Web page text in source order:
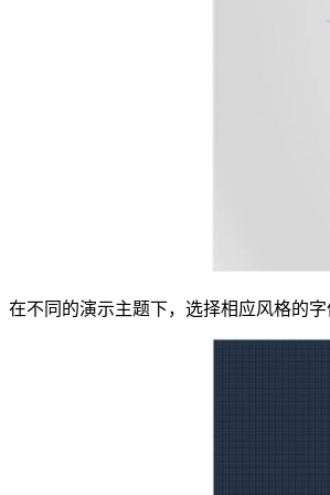
在不同的演示主题下，选择相应风格的